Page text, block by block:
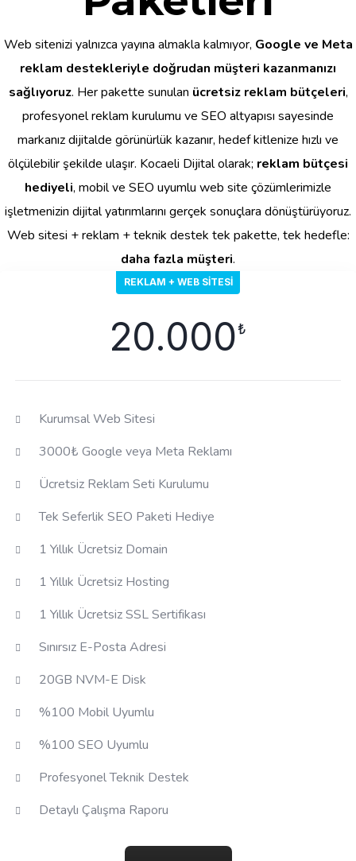
Web sitenizi yalnızca yayına almakla kalmıyor, Google ve Meta
reklam destekleriyle doğrudan müşteri kazanmanızı
sağlıyoruz. Her pakette sunulan ücretsiz reklam bütçeleri,
profesyonel reklam kurulumu ve SEO altyapısı sayesinde
markanız dijitalde görünürlük kazanır, hedef kitlenize hızlı ve
ölçülebilir şekilde ulaşır. Kocaeli Dijital olarak; reklam bütçesi
hediyeli, mobil ve SEO uyumlu web site çözümlerimizle
işletmenizin dijital yatırımlarını gerçek sonuçlara dönüştürüyoruz.
Web sitesi + reklam + teknik destek tek pakette, tek hedefle:
daha fazla müşteri.
REKLAM + WEB SITESI
20.000₺
Kurumsal Web Sitesi
3000₺ Google veya Meta Reklamı
Ücretsiz Reklam Seti Kurulumu
Tek Seferlik SEO Paketi Hediye
1 Yıllık Ücretsiz Domain
1 Yıllık Ücretsiz Hosting
1 Yıllık Ücretsiz SSL Sertifikası
Sınırsız E-Posta Adresi
20GB NVM-E Disk
%100 Mobil Uyumlu
%100 SEO Uyumlu
Profesyonel Teknik Destek
Detaylı Çalışma Raporu